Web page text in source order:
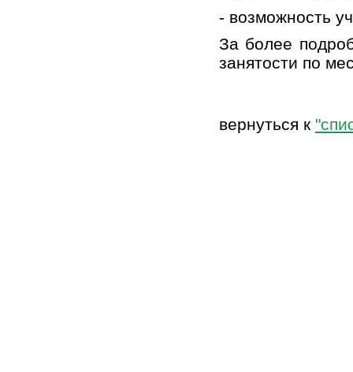
- возможность
За более
занятости по
вернуться к